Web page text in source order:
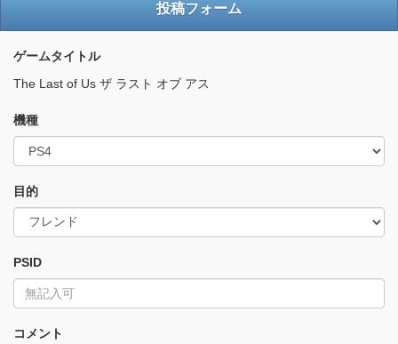
投稿フォーム
ゲームタイトル
The Last of Us ザ ラスト オブ アス
機種
目的
PSID
コメント